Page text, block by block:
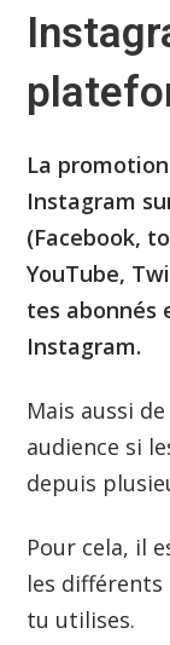
La
Instagram
(Facebook,
YouTube,
tes abonnés
Instagram.
Mais aussi
audience si
depuis
Pour cela, il
les
tu utilises.